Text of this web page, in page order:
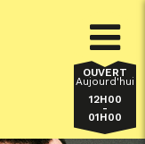
OUVERT
Aujourd'hui
12H00
-
01H00